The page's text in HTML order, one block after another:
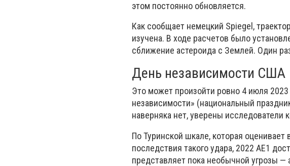
этом постоянно обновляется.
Как сообщает немецкий Spiegel,
изучена. В ходе расчетов было
сближение астероида с Землей. Один
День независимости США
Это может произойти ровно 4 июля 2023
независимости» (национальный
наверняка нет, уверены исследователи
По Туринской шкале, которая
последствия такого удара, 2022 AE1
представляет пока необычной угрозы